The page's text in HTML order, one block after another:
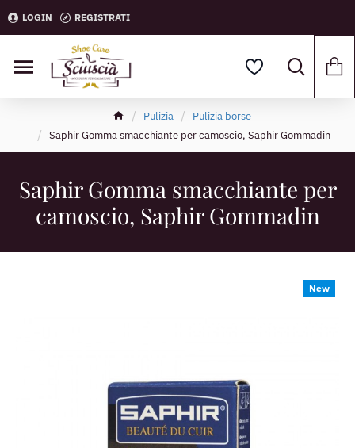
LOGIN REGISTRATI
Pulizia
Pulizia borse
Saphir Gomma smacchiante per camoscio, Saphir Gommadin
Saphir Gomma smacchiante per
camoscio, Saphir Gommadin
New